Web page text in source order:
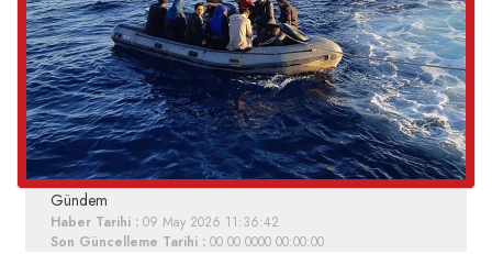
Gündem
Haber Tarihi : 09 May 2026 11:36:42
Son Güncelleme Tarihi : 00 00 0000 00:00:00